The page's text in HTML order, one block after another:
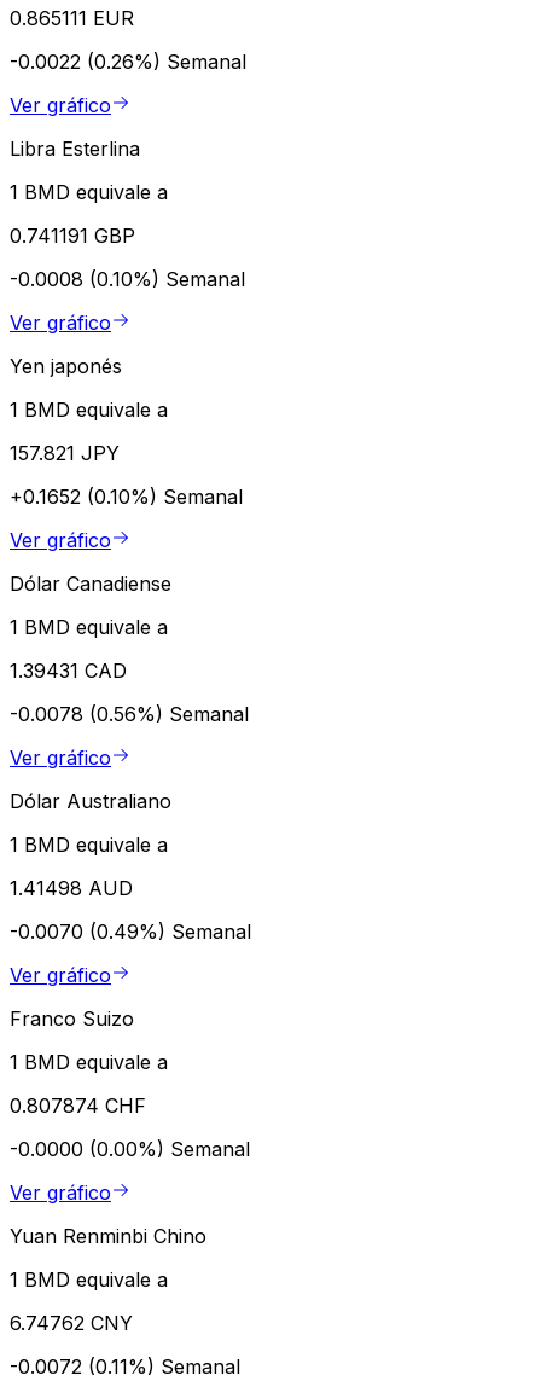
0.865111 EUR
-0.0022 (0.26%) Semanal
Ver gráfico
Libra Esterlina
1 BMD equivale a
0.741191 GBP
-0.0008 (0.10%) Semanal
Ver gráfico
Yen japonés
1 BMD equivale a
157.821 JPY
+0.1652 (0.10%) Semanal
Ver gráfico
Dólar Canadiense
1 BMD equivale a
1.39431 CAD
-0.0078 (0.56%) Semanal
Ver gráfico
Dólar Australiano
1 BMD equivale a
1.41498 AUD
-0.0070 (0.49%) Semanal
Ver gráfico
Franco Suizo
1 BMD equivale a
0.807874 CHF
-0.0000 (0.00%) Semanal
Ver gráfico
Yuan Renminbi Chino
1 BMD equivale a
6.74762 CNY
-0.0072 (0.11%) Semanal